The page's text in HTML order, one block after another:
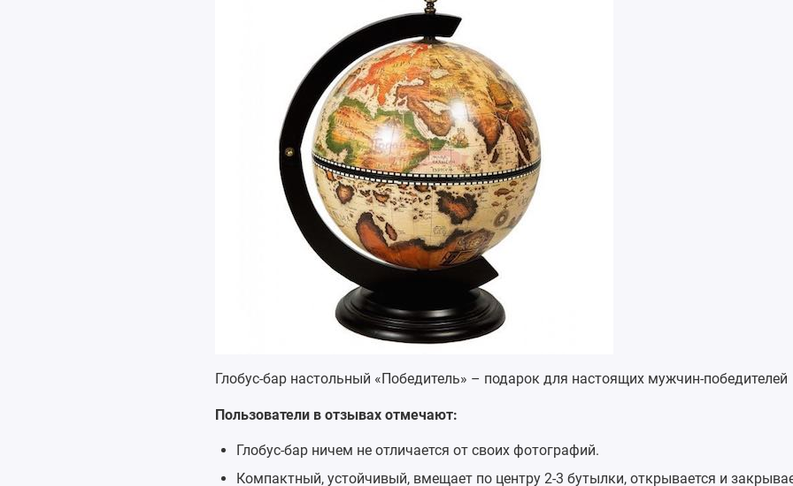
Глобус-бар настольный «Победитель​» – подарок для настоящих мужчин-победителей
Пользователи в отзывах отмечают:
Глобус-бар ничем не отличается от своих фотографий.
Компактный, устойчивый, вмещает по центру 2-3 бутылки, открывается и